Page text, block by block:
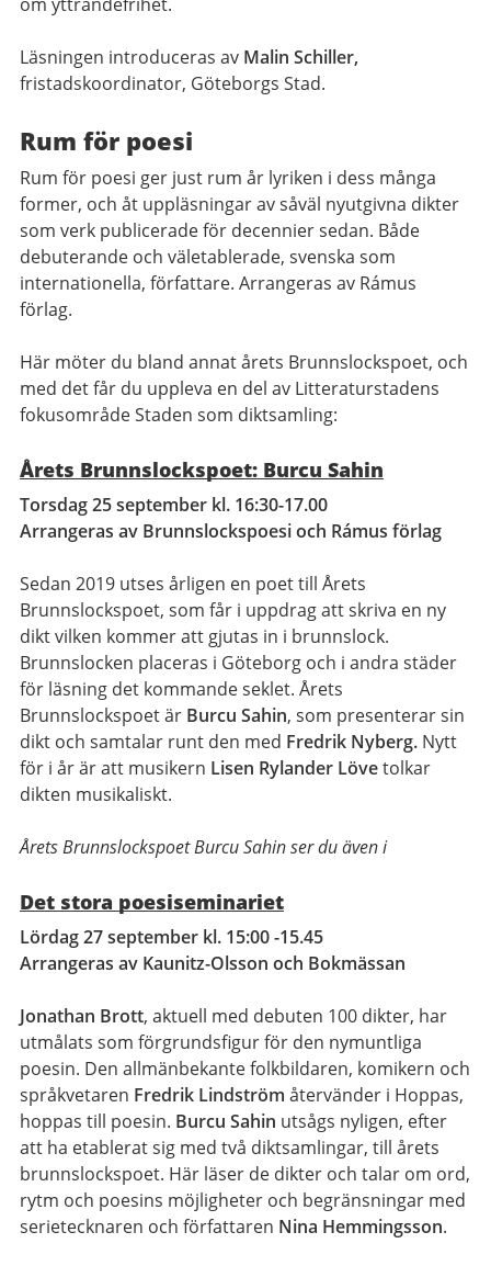
Läsningen introduceras av Malin Schiller,
fristadskoordinator, Göteborgs Stad.
Rum för poesi
Rum för poesi ger just rum år lyriken i dess många
former, och åt uppläsningar av såväl nyutgivna dikter
som verk publicerade för decennier sedan. Både
debuterande och väletablerade, svenska som
internationella, författare. Arrangeras av Rámus
förlag.
Här möter du bland annat årets Brunnslockspoet, och
med det får du uppleva en del av Litteraturstadens
fokusområde Staden som diktsamling:
Årets Brunnslockspoet: Burcu Sahin
Torsdag 25 september kl. 16:30-17.00
Arrangeras av Brunnslockspoesi och Rámus förlag
Sedan 2019 utses årligen en poet till Årets
Brunnslockspoet, som får i uppdrag att skriva en ny
dikt vilken kommer att gjutas in i brunnslock.
Brunnslocken placeras i Göteborg och i andra städer
för läsning det kommande seklet. Årets
Brunnslockspoet är Burcu Sahin, som presenterar sin
dikt och samtalar runt den med Fredrik Nyberg. Nytt
för i år är att musikern Lisen Rylander Lövetolkar
dikten musikaliskt.
Årets Brunnslockspoet Burcu Sahin ser du även i
Det stora poesiseminariet
Lördag 27 september kl. 15:00 -15.45
Arrangeras av Kaunitz-Olsson och Bokmässan
Jonathan Brott, aktuell med debuten 100 dikter, har
utmålats som förgrundsfigur för den nymuntliga
poesin. Den allmänbekante folkbildaren, komikern och
språkvetaren Fredrik Lindström återvänder i Hoppas,
hoppas till poesin. Burcu Sahin utsågs nyligen, efter
att ha etablerat sig med två diktsamlingar, till årets
brunnslockspoet. Här läser de dikter och talar om ord,
rytm och poesins möjligheter och begränsningar med
serietecknaren och författaren Nina Hemmingsson.